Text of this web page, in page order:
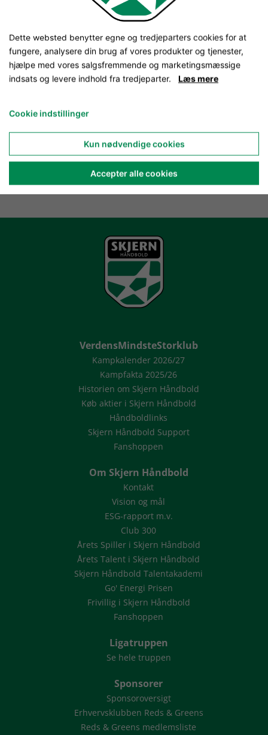
VerdensMindsteStorklub
Kampkalender 2026/27
Kampfakta 2025/26
Historien om Skjern Håndbold
Køb aktier i Skjern Håndbold
Håndboldlinks
Skjern Håndbold Support
Fanshoppen
Om Skjern Håndbold
Kontakt
Vision og mål
ESG-rapport m.v.
Club 300
Årets Spiller i Skjern Håndbold
Årets Talent i Skjern Håndbold
Skjern Håndbold Talentakademi
Go' Energi Prisen
Frivillig i Skjern Håndbold
Fanshoppen
Ligatruppen
Se hele truppen
Sponsorer
Sponsoroversigt
Erhvervsklubben Reds & Greens
Reds & Greens medlemsliste
Dette websted benytter egne og tredjeparters cookies for at
fungere, analysere din brug af vores produkter og tjenester,
hjælpe med vores salgsfremmende og marketingsmæssige
indsats og levere indhold fra tredjeparter. Læs mere
Cookie indstillinger
Kun nødvendige cookies
Accepter alle cookies